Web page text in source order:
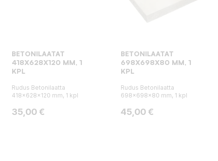
BETONILAATAT
418X628X120 MM, 1
KPL
Rudus Betonilaatta
418x628x120 mm, 1 kpl
Hinta
35,00 €
BETONILAATAT
698X698X80 MM, 1
KPL
Rudus Betonilaatta
698x698x80 mm, 1 kpl
Hinta
45,00 €